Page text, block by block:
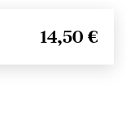
14,50 €